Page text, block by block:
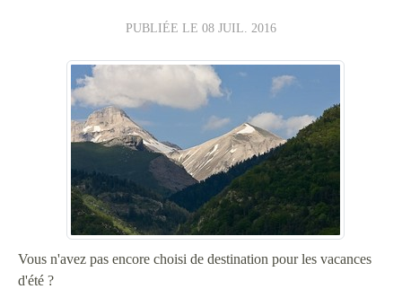
PUBLIÉE LE 08 JUIL. 2016
Vous n'avez pas encore choisi de destination pour les vacances
d'été ?